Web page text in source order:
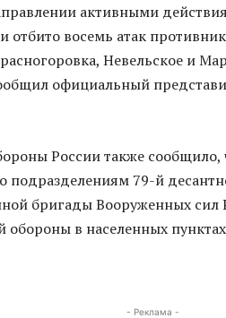
активными
отбито восемь атак
Невельское и
официальный
России также сообщило,
подразделениям 79-й
бригады Вооруженных
обороны в населенных
- Реклама -